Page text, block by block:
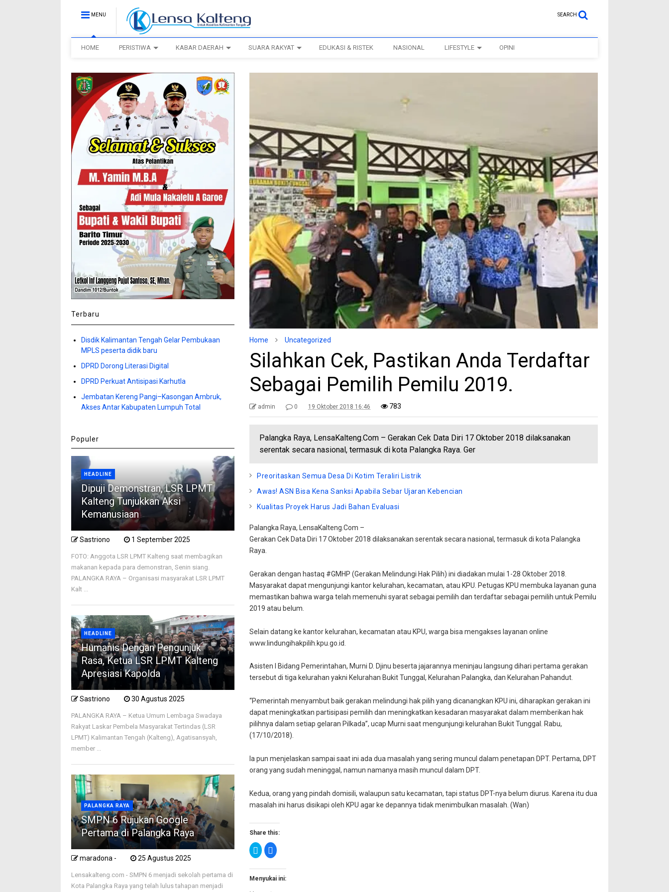
MENU SEARCH
HOME PERISTIWA KABAR DAERAH SUARA RAKYAT EDUKASI & RISTEK NASIONAL LIFESTYLE OPINI
Home Uncategorized
Silahkan Cek, Pastikan Anda Terdaftar
Sebagai Pemilih Pemilu 2019.
admin 0 19 Oktober 2018 16:46 783
Palangka Raya, LensaKalteng.Com – Gerakan Cek Data Diri 17 Oktober 2018 dilaksanakan
serentak secara nasional, termasuk di kota Palangka Raya. Ger
Preoritaskan Semua Desa Di Kotim Teraliri Listrik
Awas! ASN Bisa Kena Sanksi Apabila Sebar Ujaran Kebencian
Kualitas Proyek Harus Jadi Bahan Evaluasi
Palangka Raya, LensaKalteng.Com –
Gerakan Cek Data Diri 17 Oktober 2018 dilaksanakan serentak secara nasional, termasuk di kota Palangka
Raya.
Gerakan dengan hastaq #GMHP (Gerakan Melindungi Hak Pilih) ini diadakan mulai 1-28 Oktober 2018.
Masyarakat dapat mengunjungi kantor kelurahan, kecamatan, atau KPU. Petugas KPU membuka layanan guna
memastikan bahwa warga telah memenuhi syarat sebagai pemilih dan terdaftar sebagai pemilih untuk Pemilu
2019 atau belum.
Selain datang ke kantor kelurahan, kecamatan atau KPU, warga bisa mengakses layanan online
www.lindungihakpilih.kpu.go.id.
Asisten I Bidang Pemerintahan, Murni D. Djinu beserta jajarannya meninjau langsung dihari pertama gerakan
tersebut di tiga kelurahan yakni Kelurahan Bukit Tunggal, Kelurahan Palangka, dan Kelurahan Pahandut.
“Pemerintah menyambut baik gerakan melindungi hak pilih yang dicanangkan KPU ini, diharapkan gerakan ini
dapat meningkatkan partisipasi pemilih dan meningkatkan kesadaran masyarakat dalam memberikan hak
pilihnya dalam setiap gelaran Pilkada”, ucap Murni saat mengunjungi kelurahan Bukit Tunggal. Rabu,
(17/10/2018).
Ia pun menjelaskan sampai saat ini ada dua masalah yang sering muncul dalam penetapan DPT. Pertama, DPT
orang yang sudah meninggal, namun namanya masih muncul dalam DPT.
Kedua, orang yang pindah domisili, walaupun satu kecamatan, tapi status DPT-nya belum diurus. Karena itu dua
masalah ini harus disikapi oleh KPU agar ke depannya tidak menimbulkan masalah. (Wan)
Share this:
K
l
n
K
l
n
Menyukai ini:
Terbaru
Disdik Kalimantan Tengah Gelar Pembukaan
MPLS peserta didik baru
DPRD Dorong Literasi Digital
DPRD Perkuat Antisipasi Karhutla
Jembatan Kereng Pangi–Kasongan Ambruk,
Akses Antar Kabupaten Lumpuh Total
Populer
HEADLINE
Dipuji Demonstran, LSR LPMT
Kalteng Tunjukkan Aksi
Kemanusiaan
Sastriono 1 September 2025
FOTO: Anggota LSR LPMT Kalteng saat membagikan
makanan kepada para demonstran, Senin siang.
PALANGKA RAYA – Organisasi masyarakat LSR LPMT
Kalt ...
HEADLINE
Humanis Dengan Pengunjuk
Rasa, Ketua LSR LPMT Kalteng
Apresiasi Kapolda
Sastriono 30 Agustus 2025
PALANGKA RAYA – Ketua Umum Lembaga Swadaya
Rakyat Laskar Pembela Masyarakat Tertindas (LSR
LPMT) Kalimantan Tengah (Kalteng), Agatisansyah,
member ...
PALANGKA RAYA
SMPN 6 Rujukan Google
Pertama di Palangka Raya
maradona - 25 Agustus 2025
Lensakalteng.com - SMPN 6 menjadi sekolah pertama di
Kota Palangka Raya yang telah lulus tahapan menjadi